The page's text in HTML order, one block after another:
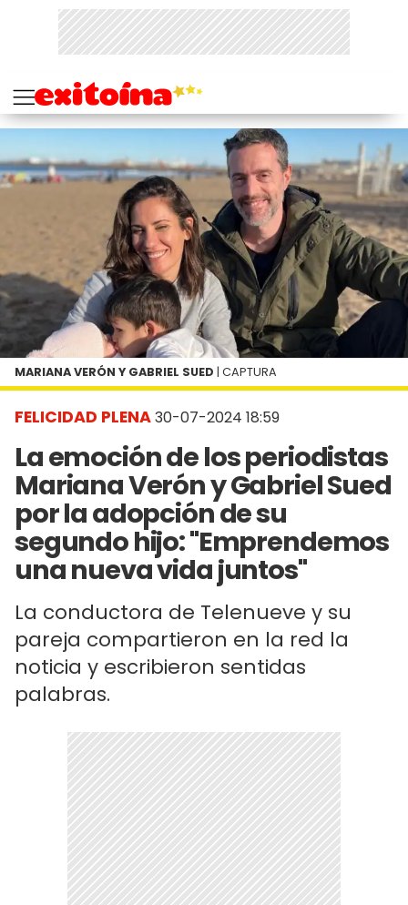
FELICIDAD PLENA30-07-2024 18:59
La emoción de los periodistas
Mariana Verón y Gabriel Sued
por la adopción de su
segundo hijo: "Emprendemos
una nueva vida juntos"
La conductora de Telenueve y su
pareja compartieron en la red la
noticia y escribieron sentidas
palabras.
MARIANA VERÓN Y GABRIEL SUED | CAPTURA